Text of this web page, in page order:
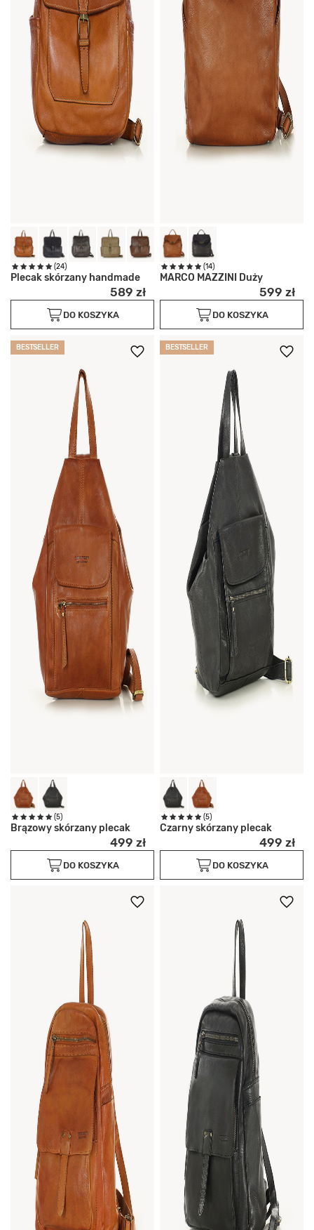
(24)
Plecak skórzany handmade
589 zł
DO KOSZYKA
(14)
MARCO MAZZINI Duży
599 zł
DO KOSZYKA
BESTSELLER
(5)
Brązowy skórzany plecak
499 zł
DO KOSZYKA
BESTSELLER
(5)
Czarny skórzany plecak
499 zł
DO KOSZYKA